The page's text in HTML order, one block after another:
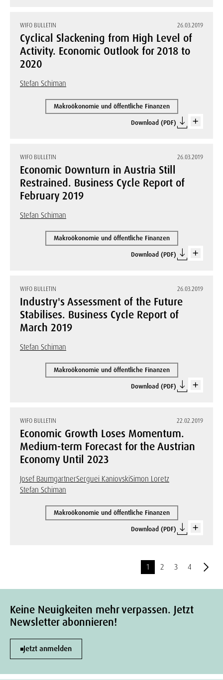
WIFO BULLETIN 26.03.2019
Cyclical Slackening from High Level of
Activity. Economic Outlook for 2018 to
2020
Stefan Schiman
Makroökonomie und öffentliche Finanzen
Download (PDF)
WIFO BULLETIN 26.03.2019
Economic Downturn in Austria Still
Restrained. Business Cycle Report of
February 2019
Stefan Schiman
Makroökonomie und öffentliche Finanzen
Download (PDF)
WIFO BULLETIN 26.03.2019
Industry's Assessment of the Future
Stabilises. Business Cycle Report of
March 2019
Stefan Schiman
Makroökonomie und öffentliche Finanzen
Download (PDF)
WIFO BULLETIN 22.02.2019
Economic Growth Loses Momentum.
Medium-term Forecast for the Austrian
Economy Until 2023
Josef BaumgartnerSerguei KaniovskiSimon Loretz
Stefan Schiman
Makroökonomie und öffentliche Finanzen
Download (PDF)
1 2 3 4
Keine Neuigkeiten mehr verpassen. Jetzt
Newsletter abonnieren!
Jetzt anmelden